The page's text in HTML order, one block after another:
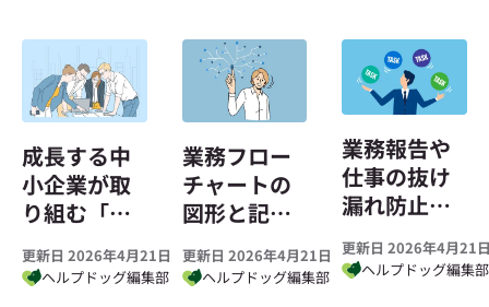
成長する中
小企業が取
り組む「組
織図」の作
り方とポイ
更新日 2026年4月21日
ヘルプドッグ編集部
業務フロー
チャートの
図形と記号
を徹底解説
｜基本から
更新日 2026年4月21日
ヘルプドッグ編集部
業務報告や
仕事の抜け
漏れ防止に
すめのタス
ク管理ツー
更新日 2026年4月21
ヘルプドッグ編集部